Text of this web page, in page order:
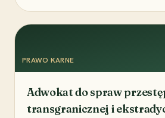
PRAWO KARNE
Adwokat do spraw
transgranicznej i